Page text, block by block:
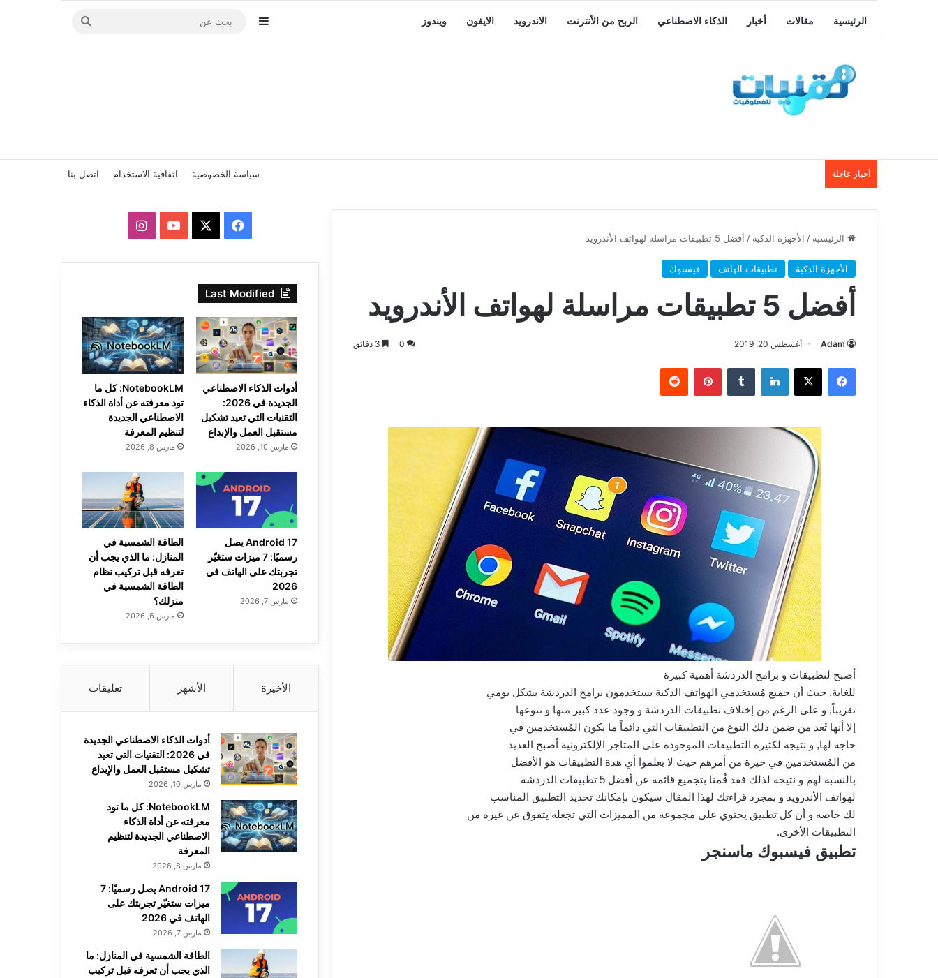
الرئيسية مقالات أخبار الذكاء الاصطناعي الربح من الأنترنت الاندرويد الايفون ويندوز إضافة عمود جانبي
بحث
عن
أخبار عاجلة سياسة الخصوصية اتفاقية الاستخدام اتصل بنا
الرئيسية / الأجهزة الذكية / أفضل 5 تطبيقات مراسلة لهواتف الأندرويد
الأجهزة الذكية تطبيقات الهاتف فيسبوك
أفضل 5 تطبيقات مراسلة لهواتف الأندرويد
Adam أغسطس 20, 2019 0
فيسبوك ‫X لينكدإن بينتيريست
أصبح لتطبيقات و برامج الدردشة أهمية كبيرة
للغاية, حيث أن جميع مُستخدمي الهواتف الذكية يستخدمون برامج الدردشة بشكل يومي
تقريباً, و على الرغم من إختلاف تطبيقات الدردشة و وجود عدد كبير منها و تنوعها
إلا أنها تُعد من ضمن ذلك النوع من التطبيقات التي دائماً ما يكون المُستخدمين في
حاجة لها, و نتيجة لكثيرة التطبيقات الموجودة على المتاجر الإلكترونية أصبح العديد
من المُستخدمين في حيرة من أمرهم حيث لا يعلموا أي هذة التطبيقات هو الأفضل
بالنسبة لهم و نتيجة لذلك فقد قُمنا بتجميع قائمة عن أفضل 5 تطبيقات الدردشة
لهواتف الأندرويد و بمجرد قراءتك لهذا المقال سيكون بإمكانك تحديد التطبيق المناسب
لك خاصة و أن كل تطبيق يحتوي على مجموعة من المميزات التي تجعله يتفوق عن غيره من
التطبيقات الأخرى.
تطبيق فيسبوك ماسنجر
فيسبوك ‫YouTubeانستقرام
Last Modified
أدوات الذكاء الاصطناعي
الجديدة في 2026:
التقنيات التي تعيد تشكيل
مستقبل العمل والإبداع
مارس 10, 2026
NotebookLM: كل ما
تود معرفته عن أداة الذكاء
الاصطناعي الجديدة
لتنظيم المعرفة
مارس 8, 2026
Android 17 يصل
رسميًا: 7 ميزات ستغيّر
تجربتك على الهاتف في
2026
مارس 7, 2026
الطاقة الشمسية في
المنازل: ما الذي يجب أن
تعرفه قبل تركيب نظام
الطاقة الشمسية في
منزلك؟
مارس 6, 2026
الأخيرة الأشهر تعليقات
أدوات الذكاء الاصطناعي الجديدة
في 2026: التقنيات التي تعيد
تشكيل مستقبل العمل والإبداع
مارس 10, 2026
NotebookLM: كل ما تود
معرفته عن أداة الذكاء
الاصطناعي الجديدة لتنظيم
المعرفة
مارس 8, 2026
Android 17 يصل رسميًا: 7
ميزات ستغيّر تجربتك على
الهاتف في 2026
مارس 7, 2026
الطاقة الشمسية في المنازل: ما
الذي يجب أن تعرفه قبل تركيب